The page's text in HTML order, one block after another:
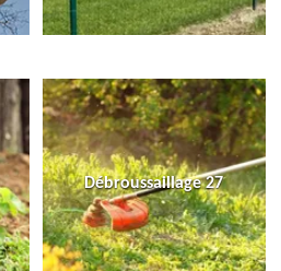
Débroussaillage 27